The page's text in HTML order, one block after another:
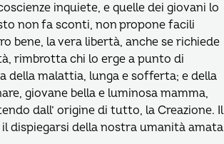
inquiete, e quelle dei giovani lo
non fa sconti, non propone facili
bene, la vera libertà, anche se richiede
rimbrotta chi lo erge a punto di
della malattia, lunga e sofferta; e della
giovane bella e luminosa mamma,
dall’ origine di tutto, la Creazione. Il
dispiegarsi della nostra umanità amata